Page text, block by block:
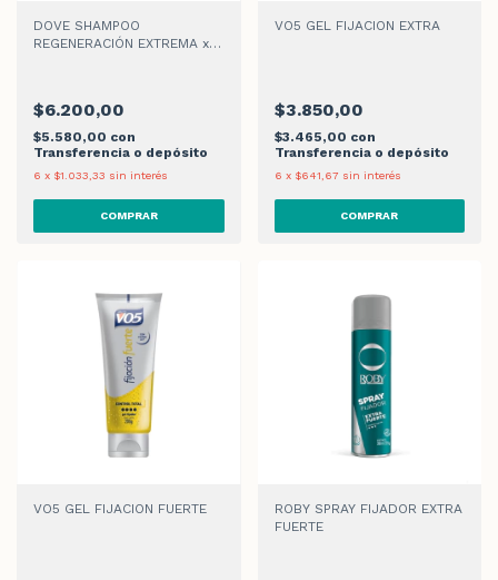
DOVE SHAMPOO
REGENERACIÓN EXTREMA x
$6.200,00
$5.580,00 con
Transferencia o depósito
6 x $1.033,33 sin interés
VO5 GEL FIJACION EXTRA
$3.850,00
$3.465,00 con
Transferencia o depósito
6 x $641,67 sin interés
VO5 GEL FIJACION FUERTE
ROBY SPRAY FIJADOR EXTRA
FUERTE